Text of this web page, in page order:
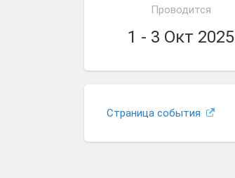
Проводится
1 - 3 Окт 2025
Страница события